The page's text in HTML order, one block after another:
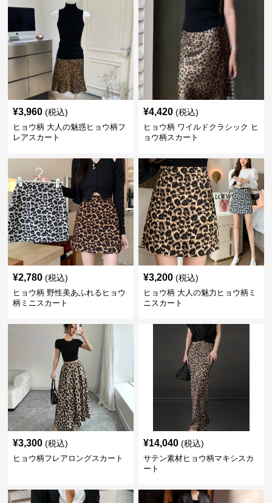
¥3,960 (税込)
ヒョウ柄 大人の魅惑ヒョウ柄フ
レアスカート
¥4,420 (税込)
ヒョウ柄 ワイルドクラシック ヒ
ョウ柄スカート
¥2,780 (税込)
ヒョウ柄 野性美あふれるヒョウ
柄ミニスカート
¥3,200 (税込)
ヒョウ柄 大人の魅力ヒョウ柄ミ
ニスカート
¥3,300 (税込)
ヒョウ柄フレアロングスカート
¥14,040 (税込)
サテン素材ヒョウ柄マキシスカ
ート